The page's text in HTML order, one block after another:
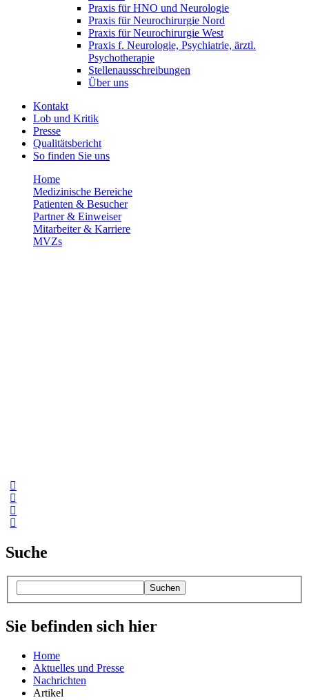
Praxis für HNO und Neurologie
Praxis für Neurochirurgie Nord
Praxis für Neurochirurgie West
Praxis f. Neurologie, Psychiatrie, ärztl.
Psychotherapie
Stellenausschreibungen
Über uns
Kontakt
Lob und Kritik
Presse
Qualitätsbericht
So finden Sie uns
Home
Medizinische Bereiche
Patienten & Besucher
Partner & Einweiser
Mitarbeiter & Karriere
MVZs
Suche
Suchen
Sie befinden sich hier
Home
Aktuelles und Presse
Nachrichten
Artikel